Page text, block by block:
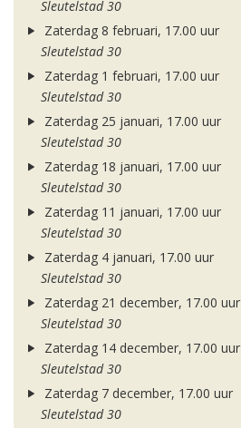
Sleutelstad 30
Zaterdag 8 februari, 17.00 uur
Sleutelstad 30
Zaterdag 1 februari, 17.00 uur
Sleutelstad 30
Zaterdag 25 januari, 17.00 uur
Sleutelstad 30
Zaterdag 18 januari, 17.00 uur
Sleutelstad 30
Zaterdag 11 januari, 17.00 uur
Sleutelstad 30
Zaterdag 4 januari, 17.00 uur
Sleutelstad 30
Zaterdag 21 december, 17.00 uur
Sleutelstad 30
Zaterdag 14 december, 17.00 uur
Sleutelstad 30
Zaterdag 7 december, 17.00 uur
Sleutelstad 30